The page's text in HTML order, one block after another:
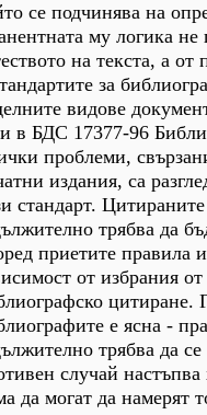
се подчинява на
му логика не
на текста, а
за
видове
в БДС 17377-96
проблеми,
издания, са
стандарт.
трябва да
приетите правила
от избрания
цитиране.
е ясна -
трябва да
случай настъпва
да могат да намерят